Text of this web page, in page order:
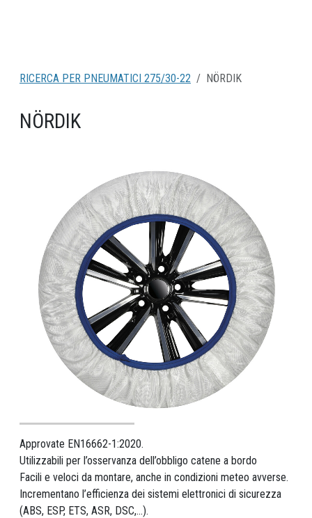
RICERCA PER PNEUMATICI 275/30-22 NÖRDIK
NÖRDIK
Approvate EN16662-1:2020.
Utilizzabili per l’osservanza dell’obbligo catene a bordo
Facili e veloci da montare, anche in condizioni meteo avverse.
Incrementano l’efficienza dei sistemi elettronici di sicurezza
(ABS, ESP, ETS, ASR, DSC,...).